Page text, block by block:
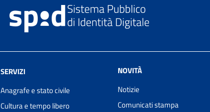
SERVIZI
Anagrafe e stato civile
Cultura e tempo libero
NOVITÀ
Notizie
Comunicati stampa